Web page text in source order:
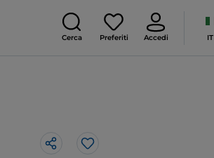
Cerca Preferiti Accedi IT
Like